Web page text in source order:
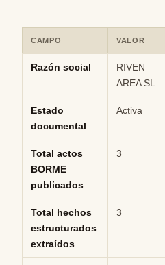
CAMPO VALOR
Razón social
RIVEN
AREA SL
Estado
documental
Activa
Total actos
BORME
publicados
3
Total hechos
estructurados
extraídos
3